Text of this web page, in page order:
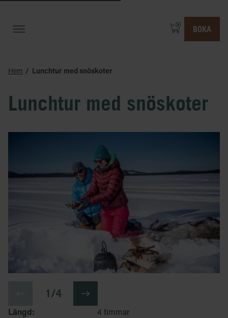
BOKA
Hem Lunchtur med snöskoter
Lunchtur med snöskoter
Längd:
4 timmar
1 / 4